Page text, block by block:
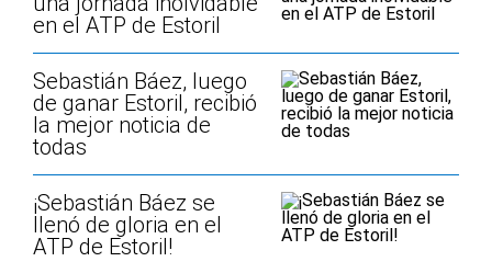
en el ATP de Estoril
Sebastián Báez, luego
de ganar Estoril, recibió
la mejor noticia de
todas
¡Sebastián Báez se
llenó de gloria en el
ATP de Estoril!